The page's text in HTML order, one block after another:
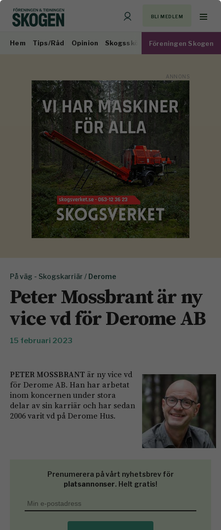
BLI MEDLEM
Hem Tips/Råd Opinion Skogsskötsel Virkesmarknad
Föreningen Skogen
På väg - Skogskarriär / Derome
Peter Mossbrant är ny
vice vd för Derome AB
15 februari 2023
PETER MOSSBRANT är ny vice vd
för Derome AB. Han har arbetat
inom koncernen under stora
delar av sin karriär och har sedan
2006 varit vd på Derome Hus.
Prenumerera på vårt nyhetsbrev för
platsannonser. Helt gratis!